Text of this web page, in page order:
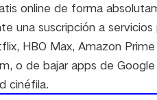
online de forma
una suscripción a
HBO Max, Amazon
o de bajar apps de
cinéfila.